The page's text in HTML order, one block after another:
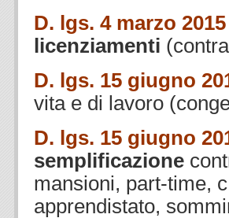
D. lgs. 4 marzo
licenziamenti
D. lgs. 15 giugno
vita e di lavoro
D. lgs. 15 giugno
semplificazione
mansioni, part-time,
apprendistato,